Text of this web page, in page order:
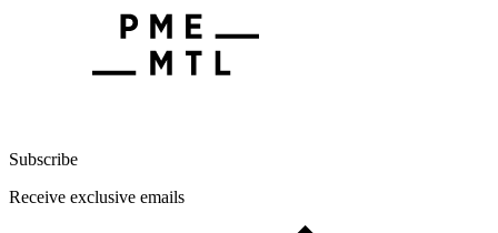
Subscribe
Receive exclusive emails